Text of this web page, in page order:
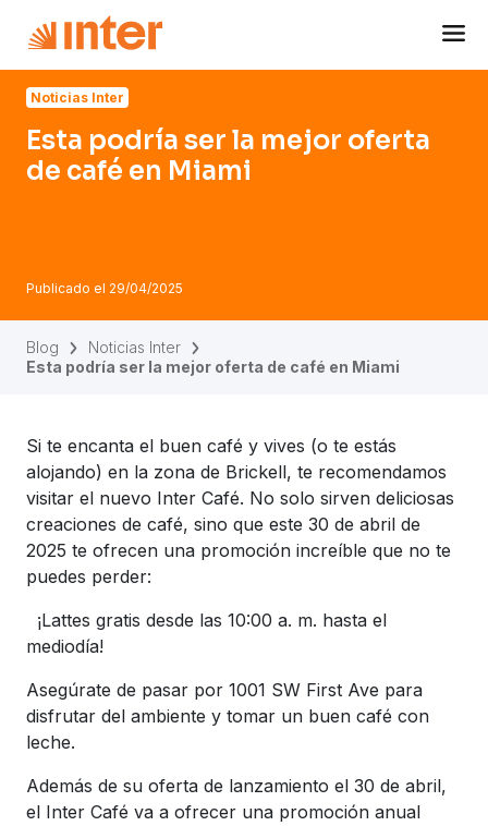
Noticias Inter
Esta podría ser la mejor oferta
de café en Miami
Publicado el 29/04/2025
Blog
Noticias Inter
Esta podría ser la mejor oferta de café en Miami
Si te encanta el buen café y vives (o te estás
alojando) en la zona de Brickell, te recomendamos
visitar el nuevo Inter Café. No solo sirven deliciosas
creaciones de café, sino que este 30 de abril de
2025 te ofrecen una promoción increíble que no te
puedes perder:
¡Lattes gratis desde las 10:00 a. m. hasta el
mediodía!
Asegúrate de pasar por 1001 SW First Ave para
disfrutar del ambiente y tomar un buen café con
leche.
Además de su oferta de lanzamiento el 30 de abril,
el Inter Café va a ofrecer una promoción anual
Navigated to Esta podría ser la mejor oferta de café en